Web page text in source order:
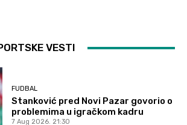
VESTI
FUDBAL
Stanković pred Novi Pazar govorio o
problemima u igračkom kadru
7 Aug 2026. 21:30